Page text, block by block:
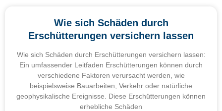
Wie sich Schäden durch
Erschütterungen versichern lassen
Wie sich Schäden durch Erschütterungen versichern lassen:
Ein umfassender Leitfaden Erschütterungen können durch
verschiedene Faktoren verursacht werden, wie
beispielsweise Bauarbeiten, Verkehr oder natürliche
geophysikalische Ereignisse. Diese Erschütterungen können
erhebliche Schäden